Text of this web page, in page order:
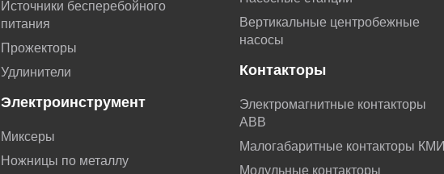
Источники бесперебойного
питания
Прожекторы
Удлинители
Электроинструмент
Миксеры
Ножницы по металлу
Вертикальные центробежные
насосы
Контакторы
Электромагнитные контакторы
АВВ
Малогабаритные контакторы КМИ
Модульные контакторы